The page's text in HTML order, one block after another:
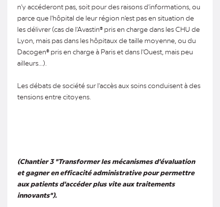
n'y accéderont pas, soit pour des raisons d'informations, ou
parce que l'hôpital de leur région n'est pas en situation de
les délivrer (cas de l'Avastin® pris en charge dans les CHU de
Lyon, mais pas dans les hôpitaux de taille moyenne, ou du
Dacogen® pris en charge à Paris et dans l'Ouest, mais peu
ailleurs...).
Les débats de société sur l'accès aux soins conduisent à des
tensions entre citoyens.
(Chantier 3 "Transformer les mécanismes d'évaluation
et gagner en efficacité administrative pour permettre
aux patients d'accéder plus vite aux traitements
innovants").